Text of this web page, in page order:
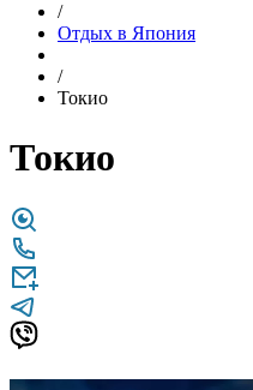
/
Отдых в Япония
/
Токио
Токио